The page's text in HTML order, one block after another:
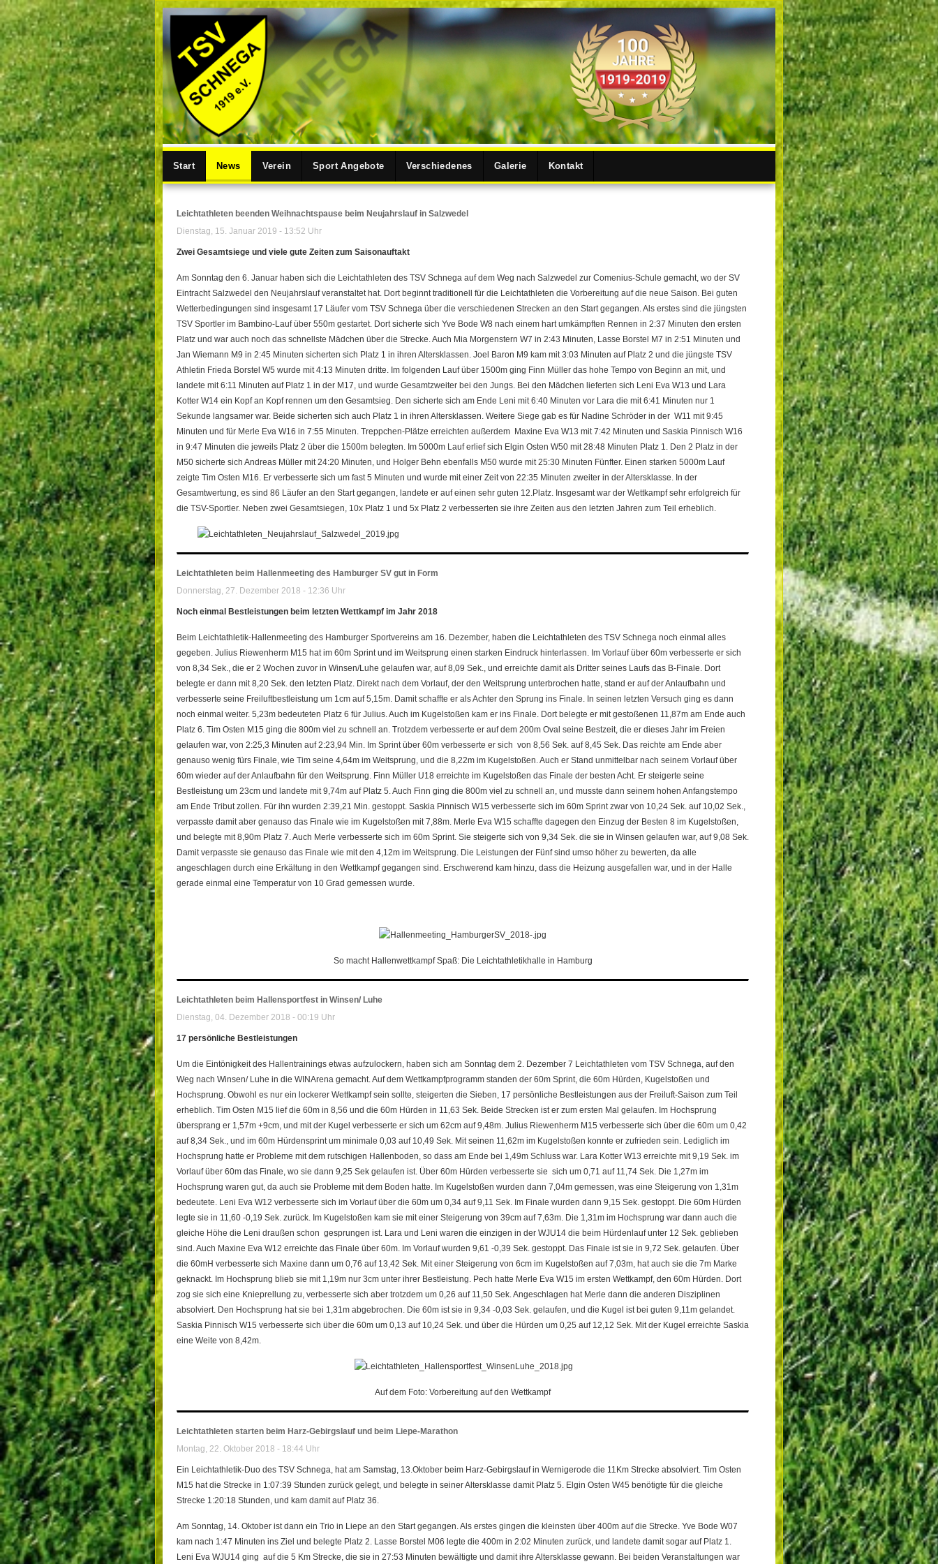
Start News Verein Sport Angebote Verschiedenes Galerie Kontakt
Leichtathleten beenden Weihnachtspause beim Neujahrslauf in Salzwedel
Dienstag, 15. Januar 2019 - 13:52 Uhr
Zwei Gesamtsiege und viele gute Zeiten zum Saisonauftakt
Am Sonntag den 6. Januar haben sich die Leichtathleten des TSV Schnega auf dem Weg nach Salzwedel zur Comenius-Schule gemacht, wo der SV
Eintracht Salzwedel den Neujahrslauf veranstaltet hat. Dort beginnt traditionell für die Leichtathleten die Vorbereitung auf die neue Saison. Bei guten
Wetterbedingungen sind insgesamt 17 Läufer vom TSV Schnega über die verschiedenen Strecken an den Start gegangen. Als erstes sind die jüngsten
TSV Sportler im Bambino-Lauf über 550m gestartet. Dort sicherte sich Yve Bode W8 nach einem hart umkämpften Rennen in 2:37 Minuten den ersten
Platz und war auch noch das schnellste Mädchen über die Strecke. Auch Mia Morgenstern W7 in 2:43 Minuten, Lasse Borstel M7 in 2:51 Minuten und
Jan Wiemann M9 in 2:45 Minuten sicherten sich Platz 1 in ihren Altersklassen. Joel Baron M9 kam mit 3:03 Minuten auf Platz 2 und die jüngste TSV
Athletin Frieda Borstel W5 wurde mit 4:13 Minuten dritte. Im folgenden Lauf über 1500m ging Finn Müller das hohe Tempo von Beginn an mit, und
landete mit 6:11 Minuten auf Platz 1 in der M17, und wurde Gesamtzweiter bei den Jungs. Bei den Mädchen lieferten sich Leni Eva W13 und Lara
Kotter W14 ein Kopf an Kopf rennen um den Gesamtsieg. Den sicherte sich am Ende Leni mit 6:40 Minuten vor Lara die mit 6:41 Minuten nur 1
Sekunde langsamer war. Beide sicherten sich auch Platz 1 in ihren Altersklassen. Weitere Siege gab es für Nadine Schröder in der W11 mit 9:45
Minuten und für Merle Eva W16 in 7:55 Minuten. Treppchen-Plätze erreichten außerdem Maxine Eva W13 mit 7:42 Minuten und Saskia Pinnisch W16
in 9:47 Minuten die jeweils Platz 2 über die 1500m belegten. Im 5000m Lauf erlief sich Elgin Osten W50 mit 28:48 Minuten Platz 1. Den 2 Platz in der
M50 sicherte sich Andreas Müller mit 24:20 Minuten, und Holger Behn ebenfalls M50 wurde mit 25:30 Minuten Fünfter. Einen starken 5000m Lauf
zeigte Tim Osten M16. Er verbesserte sich um fast 5 Minuten und wurde mit einer Zeit von 22:35 Minuten zweiter in der Altersklasse. In der
Gesamtwertung, es sind 86 Läufer an den Start gegangen, landete er auf einen sehr guten 12.Platz. Insgesamt war der Wettkampf sehr erfolgreich für
die TSV-Sportler. Neben zwei Gesamtsiegen, 10x Platz 1 und 5x Platz 2 verbesserten sie ihre Zeiten aus den letzten Jahren zum Teil erheblich.
Leichtathleten beim Hallenmeeting des Hamburger SV gut in Form
Donnerstag, 27. Dezember 2018 - 12:36 Uhr
Noch einmal Bestleistungen beim letzten Wettkampf im Jahr 2018
Beim Leichtathletik-Hallenmeeting des Hamburger Sportvereins am 16. Dezember, haben die Leichtathleten des TSV Schnega noch einmal alles
gegeben. Julius Riewenherm M15 hat im 60m Sprint und im Weitsprung einen starken Eindruck hinterlassen. Im Vorlauf über 60m verbesserte er sich
von 8,34 Sek., die er 2 Wochen zuvor in Winsen/Luhe gelaufen war, auf 8,09 Sek., und erreichte damit als Dritter seines Laufs das B-Finale. Dort
belegte er dann mit 8,20 Sek. den letzten Platz. Direkt nach dem Vorlauf, der den Weitsprung unterbrochen hatte, stand er auf der Anlaufbahn und
verbesserte seine Freiluftbestleistung um 1cm auf 5,15m. Damit schaffte er als Achter den Sprung ins Finale. In seinen letzten Versuch ging es dann
noch einmal weiter. 5,23m bedeuteten Platz 6 für Julius. Auch im Kugelstoßen kam er ins Finale. Dort belegte er mit gestoßenen 11,87m am Ende auch
Platz 6. Tim Osten M15 ging die 800m viel zu schnell an. Trotzdem verbesserte er auf dem 200m Oval seine Bestzeit, die er dieses Jahr im Freien
gelaufen war, von 2:25,3 Minuten auf 2:23,94 Min. Im Sprint über 60m verbesserte er sich von 8,56 Sek. auf 8,45 Sek. Das reichte am Ende aber
genauso wenig fürs Finale, wie Tim seine 4,64m im Weitsprung, und die 8,22m im Kugelstoßen. Auch er Stand unmittelbar nach seinem Vorlauf über
60m wieder auf der Anlaufbahn für den Weitsprung. Finn Müller U18 erreichte im Kugelstoßen das Finale der besten Acht. Er steigerte seine
Bestleistung um 23cm und landete mit 9,74m auf Platz 5. Auch Finn ging die 800m viel zu schnell an, und musste dann seinem hohen Anfangstempo
am Ende Tribut zollen. Für ihn wurden 2:39,21 Min. gestoppt. Saskia Pinnisch W15 verbesserte sich im 60m Sprint zwar von 10,24 Sek. auf 10,02 Sek.,
verpasste damit aber genauso das Finale wie im Kugelstoßen mit 7,88m. Merle Eva W15 schaffte dagegen den Einzug der Besten 8 im Kugelstoßen,
und belegte mit 8,90m Platz 7. Auch Merle verbesserte sich im 60m Sprint. Sie steigerte sich von 9,34 Sek. die sie in Winsen gelaufen war, auf 9,08 Sek.
Damit verpasste sie genauso das Finale wie mit den 4,12m im Weitsprung. Die Leistungen der Fünf sind umso höher zu bewerten, da alle
angeschlagen durch eine Erkältung in den Wettkampf gegangen sind. Erschwerend kam hinzu, dass die Heizung ausgefallen war, und in der Halle
gerade einmal eine Temperatur von 10 Grad gemessen wurde.
So macht Hallenwettkampf Spaß: Die Leichtathletikhalle in Hamburg
Leichtathleten beim Hallensportfest in Winsen/ Luhe
Dienstag, 04. Dezember 2018 - 00:19 Uhr
17 persönliche Bestleistungen
Um die Eintönigkeit des Hallentrainings etwas aufzulockern, haben sich am Sonntag dem 2. Dezember 7 Leichtathleten vom TSV Schnega, auf den
Weg nach Winsen/ Luhe in die WINArena gemacht. Auf dem Wettkampfprogramm standen der 60m Sprint, die 60m Hürden, Kugelstoßen und
Hochsprung. Obwohl es nur ein lockerer Wettkampf sein sollte, steigerten die Sieben, 17 persönliche Bestleistungen aus der Freiluft-Saison zum Teil
erheblich. Tim Osten M15 lief die 60m in 8,56 und die 60m Hürden in 11,63 Sek. Beide Strecken ist er zum ersten Mal gelaufen. Im Hochsprung
übersprang er 1,57m +9cm, und mit der Kugel verbesserte er sich um 62cm auf 9,48m. Julius Riewenherm M15 verbesserte sich über die 60m um 0,42
auf 8,34 Sek., und im 60m Hürdensprint um minimale 0,03 auf 10,49 Sek. Mit seinen 11,62m im Kugelstoßen konnte er zufrieden sein. Lediglich im
Hochsprung hatte er Probleme mit dem rutschigen Hallenboden, so dass am Ende bei 1,49m Schluss war. Lara Kotter W13 erreichte mit 9,19 Sek. im
Vorlauf über 60m das Finale, wo sie dann 9,25 Sek gelaufen ist. Über 60m Hürden verbesserte sie sich um 0,71 auf 11,74 Sek. Die 1,27m im
Hochsprung waren gut, da auch sie Probleme mit dem Boden hatte. Im Kugelstoßen wurden dann 7,04m gemessen, was eine Steigerung von 1,31m
bedeutete. Leni Eva W12 verbesserte sich im Vorlauf über die 60m um 0,34 auf 9,11 Sek. Im Finale wurden dann 9,15 Sek. gestoppt. Die 60m Hürden
legte sie in 11,60 -0,19 Sek. zurück. Im Kugelstoßen kam sie mit einer Steigerung von 39cm auf 7,63m. Die 1,31m im Hochsprung war dann auch die
gleiche Höhe die Leni draußen schon gesprungen ist. Lara und Leni waren die einzigen in der WJU14 die beim Hürdenlauf unter 12 Sek. geblieben
sind. Auch Maxine Eva W12 erreichte das Finale über 60m. Im Vorlauf wurden 9,61 -0,39 Sek. gestoppt. Das Finale ist sie in 9,72 Sek. gelaufen. Über
die 60mH verbesserte sich Maxine dann um 0,76 auf 13,42 Sek. Mit einer Steigerung von 6cm im Kugelstoßen auf 7,03m, hat auch sie die 7m Marke
geknackt. Im Hochsprung blieb sie mit 1,19m nur 3cm unter ihrer Bestleistung. Pech hatte Merle Eva W15 im ersten Wettkampf, den 60m Hürden. Dort
zog sie sich eine Knieprellung zu, verbesserte sich aber trotzdem um 0,26 auf 11,50 Sek. Angeschlagen hat Merle dann die anderen Disziplinen
absolviert. Den Hochsprung hat sie bei 1,31m abgebrochen. Die 60m ist sie in 9,34 -0,03 Sek. gelaufen, und die Kugel ist bei guten 9,11m gelandet.
Saskia Pinnisch W15 verbesserte sich über die 60m um 0,13 auf 10,24 Sek. und über die Hürden um 0,25 auf 12,12 Sek. Mit der Kugel erreichte Saskia
eine Weite von 8,42m.
Auf dem Foto: Vorbereitung auf den Wettkampf
Leichtathleten starten beim Harz-Gebirgslauf und beim Liepe-Marathon
Montag, 22. Oktober 2018 - 18:44 Uhr
Ein Leichtathletik-Duo des TSV Schnega, hat am Samstag, 13.Oktober beim Harz-Gebirgslauf in Wernigerode die 11Km Strecke absolviert. Tim Osten
M15 hat die Strecke in 1:07:39 Stunden zurück gelegt, und belegte in seiner Altersklasse damit Platz 5. Elgin Osten W45 benötigte für die gleiche
Strecke 1:20:18 Stunden, und kam damit auf Platz 36.
Am Sonntag, 14. Oktober ist dann ein Trio in Liepe an den Start gegangen. Als erstes gingen die kleinsten über 400m auf die Strecke. Yve Bode W07
kam nach 1:47 Minuten ins Ziel und belegte Platz 2. Lasse Borstel M06 legte die 400m in 2:02 Minuten zurück, und landete damit sogar auf Platz 1.
Leni Eva WJU14 ging auf die 5 Km Strecke, die sie in 27:53 Minuten bewältigte und damit ihre Altersklasse gewann. Bei beiden Veranstaltungen war